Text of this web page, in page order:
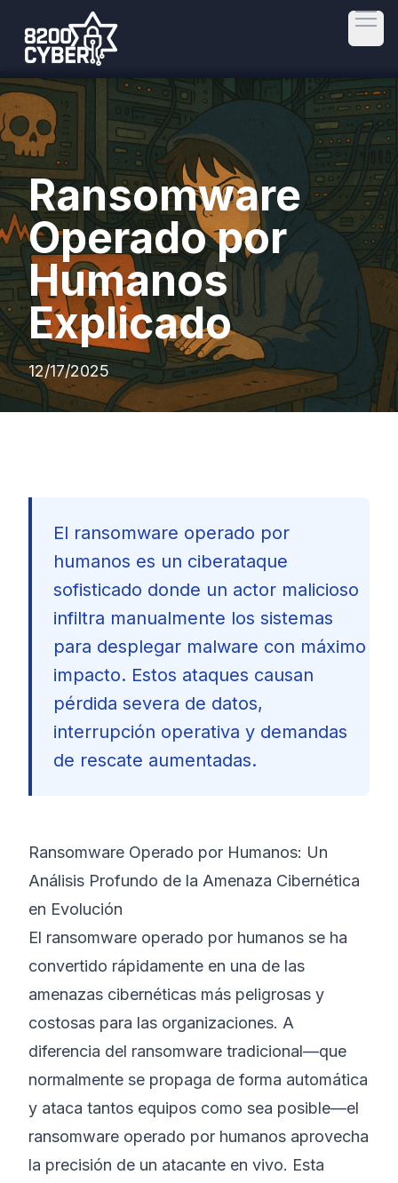
🇪🇸
Ransomware
Operado por
Humanos
Explicado
12/17/2025
El ransomware operado por
humanos es un ciberataque
sofisticado donde un actor malicioso
infiltra manualmente los sistemas
para desplegar malware con máximo
impacto. Estos ataques causan
pérdida severa de datos,
interrupción operativa y demandas
de rescate aumentadas.
Ransomware Operado por Humanos: Un
Análisis Profundo de la Amenaza Cibernética
en Evolución
El ransomware operado por humanos se ha
convertido rápidamente en una de las
amenazas cibernéticas más peligrosas y
costosas para las organizaciones. A
diferencia del ransomware tradicional—que
normalmente se propaga de forma automática
y ataca tantos equipos como sea posible—el
ransomware operado por humanos aprovecha
la precisión de un atacante en vivo. Esta